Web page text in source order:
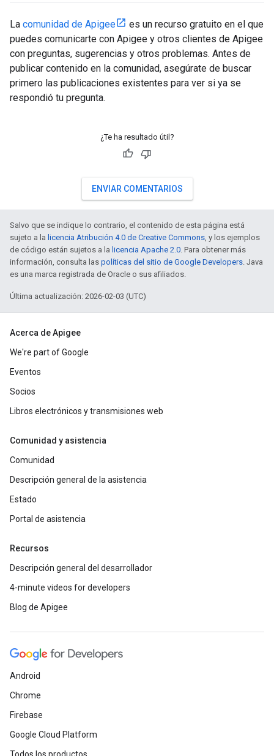
La comunidad de Apigee
es un recurso gratuito en el que
puedes comunicarte con Apigee y otros clientes de Apigee
con preguntas, sugerencias y otros problemas. Antes de
publicar contenido en la comunidad, asegúrate de buscar
primero las publicaciones existentes para ver si ya se
respondió tu pregunta.
¿Te ha resultado útil?
ENVIAR COMENTARIOS
Salvo que se indique lo contrario, el contenido de esta página está
sujeto a la licencia Atribución 4.0 de Creative Commons, y los ejemplos
de código están sujetos a la licencia Apache 2.0. Para obtener más
información, consulta las políticas del sitio de Google Developers. Java
es una marca registrada de Oracle o sus afiliados.
Última actualización: 2026-02-03 (UTC)
Acerca de Apigee
We're part of Google
Eventos
Socios
Libros electrónicos y transmisiones web
Comunidad y asistencia
Comunidad
Descripción general de la asistencia
Estado
Portal de asistencia
Recursos
Descripción general del desarrollador
4-minute videos for developers
Blog de Apigee
Android
Chrome
Firebase
Google Cloud Platform